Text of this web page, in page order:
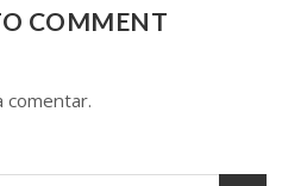
COMMENT
comentar.